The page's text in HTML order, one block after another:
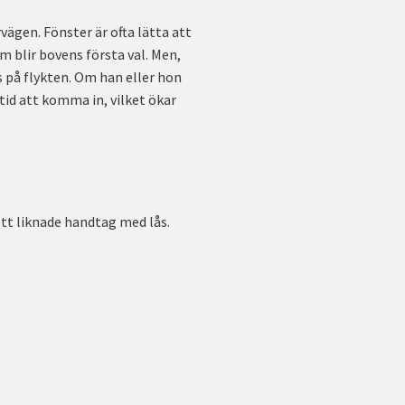
Fönster är ofta lätta att
blir bovens första val. Men,
flykten. Om han eller hon
att komma in, vilket ökar
liknade handtag med lås.